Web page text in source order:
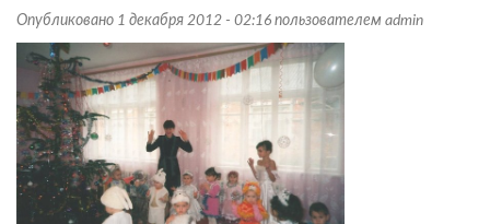
Опубликовано 1 декабря 2012 - 02:16 пользователем admin